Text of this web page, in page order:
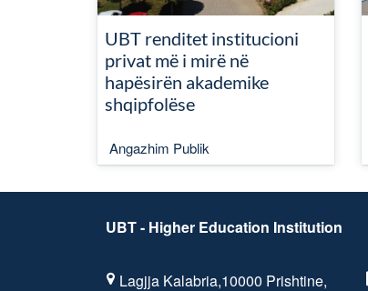
UBT renditet institucioni
privat më i mirë në
hapësirën akademike
shqipfolëse
Angazhim Publik
UBT - Higher Education Institution
Lagjja Kalabria,10000 Prishtine,